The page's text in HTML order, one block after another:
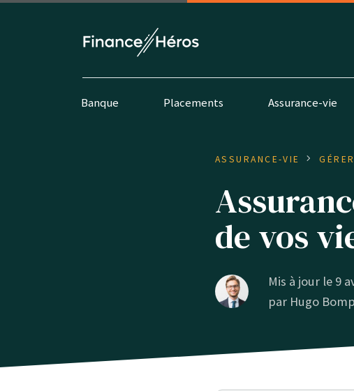
Banque Placements Assurance-vie
ASSURANCE-VIE
de vos
Mis à jour le 9
par Hugo